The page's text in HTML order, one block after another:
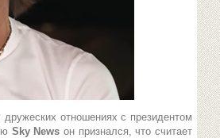
дружеских отношениях с президентом
Sky News он признался, что считает